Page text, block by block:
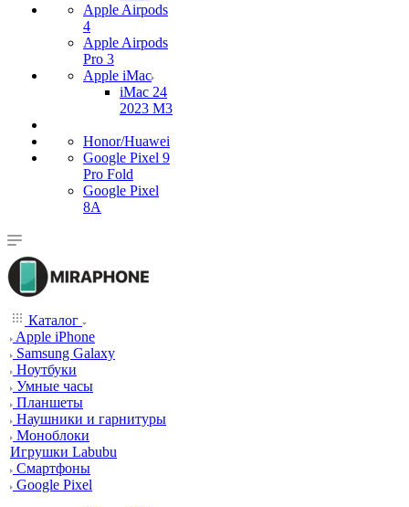
Apple Airpods
4
Apple Airpods
Pro 3
Apple iMac
iMac 24
2023 M3
Honor/Huawei
Google Pixel 9
Pro Fold
Google Pixel
8A
Каталог
Apple iPhone
Samsung Galaxy
Ноутбуки
Умные часы
Планшеты
Наушники и гарнитуры
Моноблоки
Игрушки Labubu
Смартфоны
Google Pixel